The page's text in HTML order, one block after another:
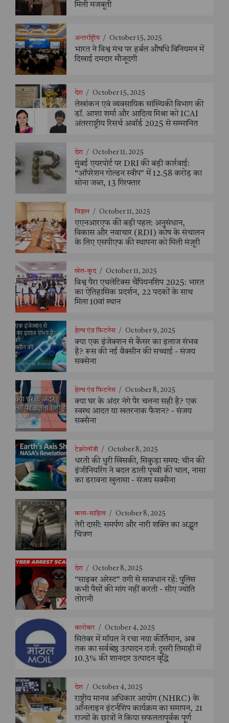
मिली मजबूती
अन्तर्राष्ट्रीय / October 15, 2025
भारत ने विश्व मंच पर हर्बल औषधि विनियमन में
दिखाई दमदार मौजूदगी
देश / October 15, 2025
लेखांकन एवं व्यवसायिक सांख्यिकी विभाग की
डॉ. आशा शर्मा और आदित्य मिश्रा को ICAI
अंतरराष्ट्रीय रिसर्च अवॉर्ड 2025 से सम्मानित
देश / October 11, 2025
मुंबई एयरपोर्ट पर DRI की बड़ी कार्रवाई:
“ऑपरेशन गोल्डन स्वीप” में 12.58 करोड़ का
सोना जब्त, 13 गिरफ्तार
विज्ञान / October 11, 2025
एएनआरएफ की बड़ी पहल: अनुसंधान,
विकास और नवाचार (RDI) कोष के संचालन
के लिए एसपीएफ की स्थापना को मिली मंज़ूरी
खेल-कूद / October 11, 2025
विश्व पैरा एथलेटिक्स चैंपियनशिप 2025: भारत
का ऐतिहासिक प्रदर्शन, 22 पदकों के साथ
मिला 10वां स्थान
हेल्थ एंड फिटनेस / October 9, 2025
क्या एक इंजेक्शन से कैंसर का इलाज संभव
है? रूस की नई वैक्सीन की सच्चाई - संजय
सक्सेना
हेल्थ एंड फिटनेस / October 8, 2025
क्या घर के अंदर नंगे पैर चलना सही है? एक
स्वस्थ आदत या खतरनाक फैशन? - संजय
सक्सैना
टेक्नोलॉजी / October 8, 2025
धरती की धुरी खिसकी, सिकुड़ा समय: चीन की
इंजीनियरिंग ने बदल डाली पृथ्वी की चाल, नासा
का डरावना खुलासा - संजय सक्सैना
कला-साहित्य / October 8, 2025
तेरी दासी: समर्पण और नारी शक्ति का अद्भुत
चित्रण
देश / October 8, 2025
“साइबर अरेस्ट” ठगी से सावधान रहें: पुलिस
कभी पैसों की मांग नहीं करती - सीए ज्योति
तोरानी
कारोबार / October 4, 2025
सितंबर में मॉयल ने रचा नया कीर्तिमान, अब
तक का सर्वश्रेष्ठ उत्पादन दर्ज: दूसरी तिमाही में
10.3% की शानदार उत्पादन वृद्धि
देश / October 4, 2025
राष्ट्रीय मानव अधिकार आयोग (NHRC) के
ऑनलाइन इंटर्नशिप कार्यक्रम का समापन, 21
राज्यों के छात्रों ने किया सफलतापूर्वक पूर्ण